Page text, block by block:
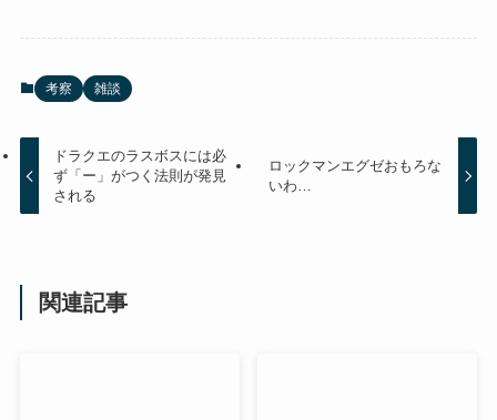
考察 雑談
ドラクエのラスボスには必
ず「ー」がつく法則が発見
される
ロックマンエグゼおもろな
いわ…
関連記事